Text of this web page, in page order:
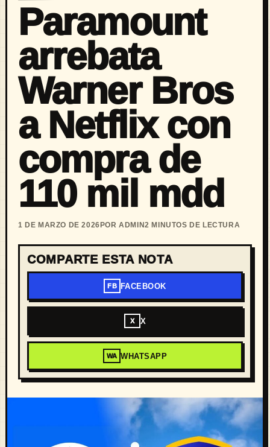
Paramount
arrebata
Warner Bros
a Netflix con
compra de
110 mil mdd
1 DE MARZO DE 2026 POR ADMIN2 MINUTOS DE LECTURA
COMPARTE ESTA NOTA
FB FACEBOOK
X X
WA WHATSAPP